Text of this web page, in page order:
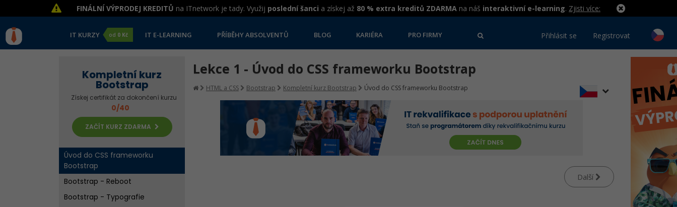
FINÁLNÍ VÝPRODEJ KREDITŮ na ITnetwork je tady. Využij poslední šanci a získej až 80 % extra kreditů ZDARMA na náš interaktivní e-learning. Zjisti více:
IT KURZY od 0 Kč IT E-LEARNING PŘÍBĚHY ABSOLVENTŮ BLOG KARIÉRA PRO FIRMY Přihlásit se Registrovat
Kompletní kurz
Bootstrap
Získej certifikát za dokončení kurzu
0/40
ZAČÍT KURZ ZDARMA
Úvod do CSS frameworku
Bootstrap
Bootstrap - Reboot
Bootstrap - Typografie
Lekce 1 - Úvod do CSS frameworku Bootstrap
HTML a CSS Bootstrap Kompletní kurz Bootstrap Úvod do CSS frameworku Bootstrap
Další